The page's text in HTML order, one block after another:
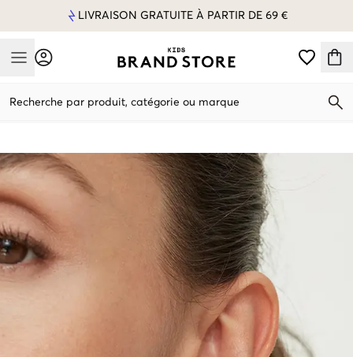
LIVRAISON GRATUITE À PARTIR DE 69 €
Mobile Menu
Recherche par produit, catégorie ou marque